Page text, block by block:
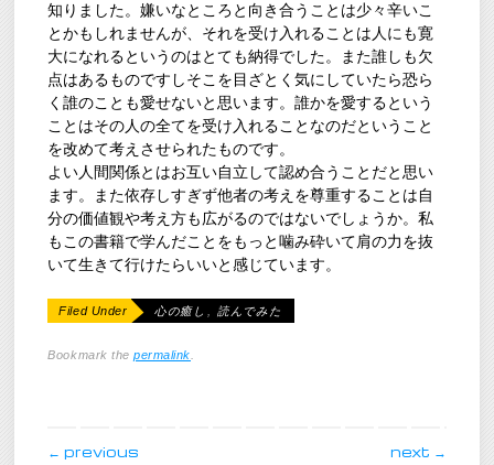
知りました。嫌いなところと向き合うことは少々辛いこ
とかもしれませんが、それを受け入れることは人にも寛
大になれるというのはとても納得でした。また誰しも欠
点はあるものですしそこを目ざとく気にしていたら恐ら
く誰のことも愛せないと思います。誰かを愛するという
ことはその人の全てを受け入れることなのだということ
を改めて考えさせられたものです。
よい人間関係とはお互い自立して認め合うことだと思い
ます。また依存しすぎず他者の考えを尊重することは自
分の価値観や考え方も広がるのではないでしょうか。私
もこの書籍で学んだことをもっと噛み砕いて肩の力を抜
いて生きて行けたらいいと感じています。
Filed Under 心の癒し , 読んでみた
Bookmark thepermalink.
post navigation
← previous next →